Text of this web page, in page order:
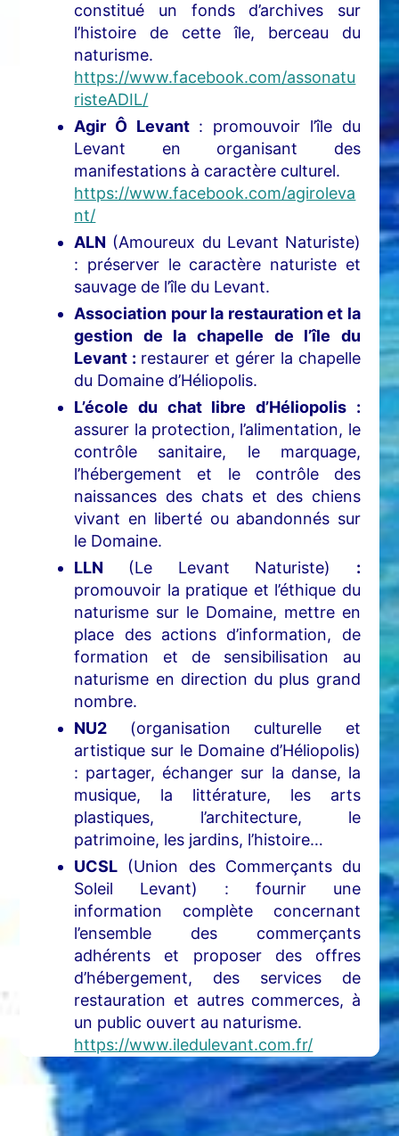
constitué un fonds d’archives sur
l’histoire de cette île, berceau du
naturisme.
https://www.facebook.com/assonatu
risteADIL/
Agir Ô Levant : promouvoir l’île du
Levant en organisant des
manifestations à caractère culturel.
https://www.facebook.com/agiroleva
nt/
ALN (Amoureux du Levant Naturiste)
: préserver le caractère naturiste et
sauvage de l’île du Levant.
Association pour la restauration et la
gestion de la chapelle de l’île du
Levant : restaurer et gérer la chapelle
du Domaine d’Héliopolis.
L’école du chat libre d’Héliopolis :
assurer la protection, l’alimentation, le
contrôle sanitaire, le marquage,
l’hébergement et le contrôle des
naissances des chats et des chiens
vivant en liberté ou abandonnés sur
le Domaine.
LLN (Le Levant Naturiste) :
promouvoir la pratique et l’éthique du
naturisme sur le Domaine, mettre en
place des actions d’information, de
formation et de sensibilisation au
naturisme en direction du plus grand
nombre.
NU2
(organisation culturelle et
artistique sur le Domaine d’Héliopolis)
: partager, échanger sur la danse, la
musique, la littérature, les arts
plastiques, l’architecture, le
patrimoine, les jardins, l’histoire…
UCSL (Union des Commerçants du
Soleil Levant) : fournir une
information complète concernant
l’ensemble des commerçants
adhérents et proposer des offres
d’hébergement, des services de
restauration et autres commerces, à
un public ouvert au naturisme.
https://www.iledulevant.com.fr/